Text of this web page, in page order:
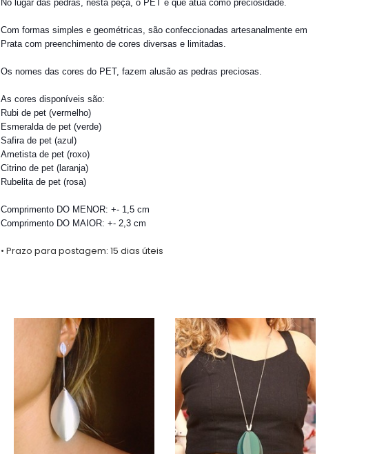
No lugar das pedras, nesta peça, o PET é que atua como preciosidade.
Com formas simples e geométricas, são confeccionadas artesanalmente em
Prata com preenchimento de cores diversas e limitadas.
Os nomes das cores do PET, fazem alusão as pedras preciosas.
As cores disponíveis são:
Rubi de pet (vermelho)
Esmeralda de pet (verde)
Safira de pet (azul)
Ametista de pet (roxo)
Citrino de pet (laranja)
Rubelita de pet (rosa)
Comprimento DO MENOR: +- 1,5 cm
Comprimento DO MAIOR: +- 2,3 cm
• Prazo para postagem: 15 dias úteis